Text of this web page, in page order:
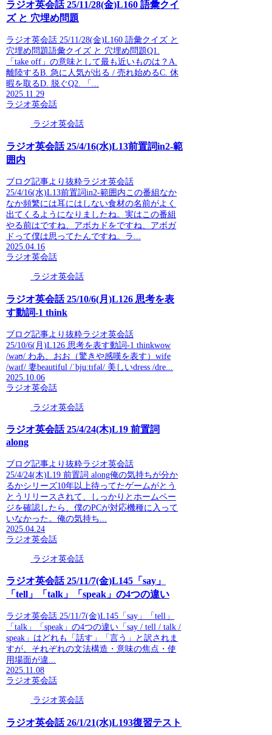
ラジオ英会話 25/11/28(金)L160 語彙クイ
ズ と 穴埋め問題
ラジオ英会話 25/11/28(金)L160 語彙クイズ と
穴埋め問題語彙クイズ と 穴埋め問題Q1.
「take off」の意味として最も近いものは？A.
離陸するB. 急に人気が出る / 売れ始めるC. 休
暇を取るD. 脱ぐQ2. 「...
2025.11.29
ラジオ英会話
ラジオ英会話
ラジオ英会話 25/4/16(水)L13前置詞in2-範
囲内
ブログ記事より抜粋ラジオ英会話
25/4/16(水)L13前置詞in2-範囲内この番組なか
なか頻繁には耳にはしない食材の名前がよく
出てくるようになりましたね。実はこの番組
やる前はですね、アボカドをですね、アボガ
ドって僕は思ってたんですね。ラ...
2025.04.16
ラジオ英会話
ラジオ英会話
ラジオ英会話 25/10/6(月)L126 思考を表
す動詞-1 think
ブログ記事より抜粋ラジオ英会話
25/10/6(月)L126 思考を表す動詞-1 thinkwow
/waʊ/ わあ、おお（驚きや感嘆を表す）wife
/waɪf/ 妻beautiful /ˈbjuːtɪfəl/ 美しいdress /dre...
2025.10.06
ラジオ英会話
ラジオ英会話
ラジオ英会話 25/4/24(木)L19 前置詞
along
ブログ記事より抜粋ラジオ英会話
25/4/24(木)L19 前置詞 along俺の気持ちが分か
るかシリーズ10年以上待ってたゲームがとう
とうリリースされて、しっかりとホームペー
ジを確認したら、僕のPCが対応機種に入って
いなかった。俺の気持ち...
2025.04.24
ラジオ英会話
ラジオ英会話
ラジオ英会話 25/11/7(金)L145「say」
「tell」「talk」「speak」の4つの違い
ラジオ英会話 25/11/7(金)L145「say」「tell」
「talk」「speak」の4つの違い「say / tell / talk /
speak」はどれも「話す」「言う」と訳されま
すが、それぞれの文法構造・意味の焦点・使
用場面が違...
2025.11.08
ラジオ英会話
ラジオ英会話
ラジオ英会話 26/1/21(水)L193復習テスト